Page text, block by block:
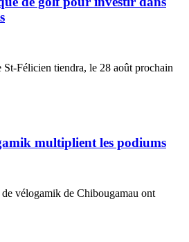
Félicien tiendra, le 28 août prochain
multiplient les podiums
vélogamik de Chibougamau ont